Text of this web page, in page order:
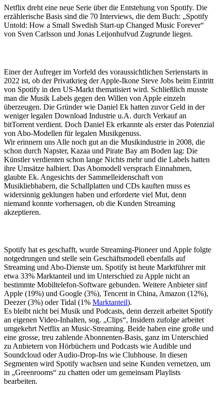
Netflix dreht eine neue Serie über die Entstehung von Spotify. Die
erzählerische Basis sind die 70 Interviews, die dem Buch: „Spotify
Untold: How a Small Swedish Start-up Changed Music Forever“
von Sven Carlsson und Jonas Leijonhufvud Zugrunde liegen.
Einer der Aufreger im Vorfeld des voraussichtlichen Serienstarts in
2022 ist, ob der Privatkrieg der Apple-Ikone Steve Jobs beim Eintritt
von Spotify in den US-Markt thematisiert wird. Schließlich musste
man die Musik Labels gegen den Willen von Apple einzeln
überzeugen. Die Gründer wie Daniel Ek hatten zuvor Geld in der
weniger legalen Download Industrie u.A. durch Verkauf an
bitTorrent verdient. Doch Daniel Ek erkannte als erster das Potenzial
von Abo-Modellen für legalen Musikgenuss.
Wir erinnern uns Alle noch gut an die Musikindustrie in 2008, die
schon durch Napster, Kazaa und Pirate Bay am Boden lag: Die
Künstler verdienten schon lange Nichts mehr und die Labels hatten
ihre Umsätze halbiert. Das Abomodell versprach Einnahmen,
glaubte Ek. Angesichts der Sammelleidenschaft von
Musikliebhabern, die Schallplatten und CDs kauften muss es
widersinnig geklungen haben und erforderte viel Mut, denn
niemand konnte vorhersagen, ob die Kunden Streaming
akzeptieren.
Spotify hat es geschafft, wurde Streaming-Pioneer und Apple folgte
notgedrungen und stelle sein Geschäftsmodell ebenfalls auf
Streaming und Abo-Dienste um. Spotify ist heute Marktführer mit
etwa 33% Marktanteil und im Unterschied zu Apple nicht an
bestimmte Mobiltelefon-Software gebunden. Weitere Anbieter sinf
Apple (19%) und Google (3%), Tencent in China, Amazon (12%),
Deezer (3%) oder Tidal (1% Marktanteil).
Es bleibt nicht bei Musik und Podcasts, denn derzeit arbeitet Spotify
an eigenen Video-Inhalten, sog. „Clips“, Insidern zufolge arbeitet
umgekehrt Netflix an Music-Streaming. Beide haben eine große und
eine grosse, treu zahlende Abonnenten-Basis, ganz im Unterschied
zu Anbietern von Hörbüchern und Podcasts wie Audible und
Soundcloud oder Audio-Drop-Ins wie Clubhouse. In diesen
Segmenten wird Spotify wachsen und seine Kunden vernetzen, um
in „Greenrooms“ zu chatten oder um gemeinsam Playlists
bearbeiten.